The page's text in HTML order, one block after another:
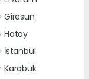
Giresun
Hatay
İstanbul
Karabük